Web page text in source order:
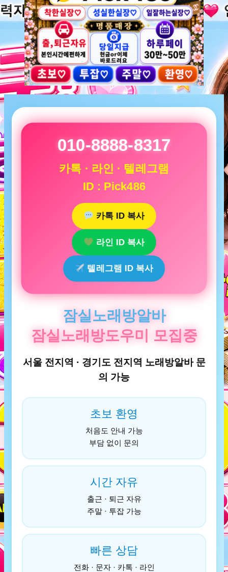
010-8888-8317
카톡 · 라인 · 텔레그램
ID : Pick486
카톡 ID 복사
라인 ID 복사
텔레그램 ID 복사
잠실노래방알바
잠실노래방도우미 모집중
서울 전지역 · 경기도 전지역 노래방알바 문
의 가능
초보 환영
처음도 안내 가능
부담 없이 문의
시간 자유
출근 · 퇴근 자유
주말 · 투잡 가능
빠른 상담
전화 · 문자 · 카톡 · 라인